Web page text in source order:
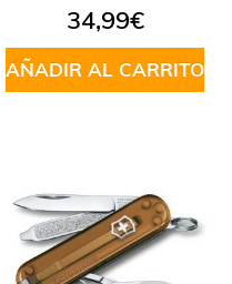
34,99€
AÑADIR AL CARRITO